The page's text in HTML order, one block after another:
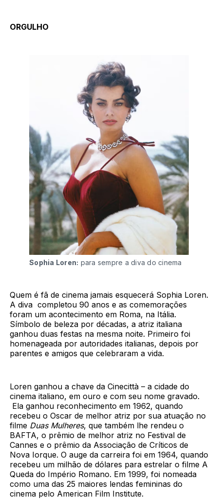
ORGULHO
Sophia Loren: para sempre a diva do cinema
Quem é fã de cinema jamais esquecerá Sophia Loren.
A diva completou 90 anos e as comemorações
foram um acontecimento em Roma, na Itália.
Símbolo de beleza por décadas, a atriz italiana
ganhou duas festas na mesma noite. Primeiro foi
homenageada por autoridades italianas, depois por
parentes e amigos que celebraram a vida.
Loren ganhou a chave da Cinecittà – a cidade do
cinema italiano, em ouro e com seu nome gravado.
Ela ganhou reconhecimento em 1962, quando
recebeu o Oscar de melhor atriz por sua atuação no
filme Duas Mulheres, que também lhe rendeu o
BAFTA, o prêmio de melhor atriz no Festival de
Cannes e o prêmio da Associação de Críticos de
Nova Iorque. O auge da carreira foi em 1964, quando
recebeu um milhão de dólares para estrelar o filme A
Queda do Império Romano. Em 1999, foi nomeada
como uma das 25 maiores lendas femininas do
cinema pelo American Film Institute.